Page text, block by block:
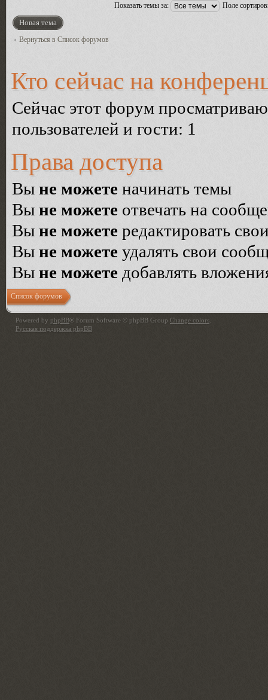
Показать темы за: Поле
Новая тема
Вернуться в Список форумов
Кто сейчас на
Сейчас этот форум
пользователей и гости: 1
Права доступа
Вы не можете начинать темы
Вы не можете отвечать на
Вы не можете редактировать
Вы не можете удалять свои
Вы не можете добавлять
Список форумов
Powered by phpBB® Forum Software © phpBB Group Change colors
Русская поддержка phpBB